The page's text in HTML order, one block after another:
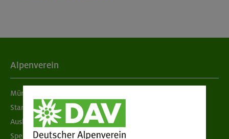
Alpenverein
München & Oberland
Standorte
Ausbildung & Jobs
Spenden